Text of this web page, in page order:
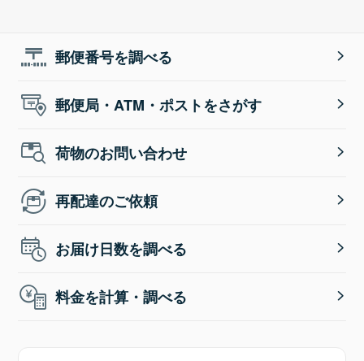
郵便番号を調べる
郵便局・ATM・ポストをさがす
荷物のお問い合わせ
再配達のご依頼
お届け日数を調べる
料金を計算・調べる